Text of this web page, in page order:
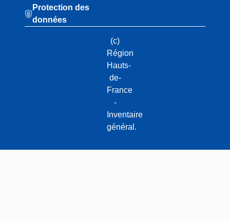
Protection des
données
(c)
Région
Hauts-
de-
France
-
Inventaire
général.